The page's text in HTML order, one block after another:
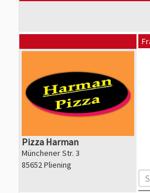
Pizza Harman
Münchener Str. 3
85652 Pliening